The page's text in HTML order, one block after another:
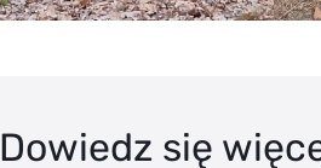
Dowiedz się